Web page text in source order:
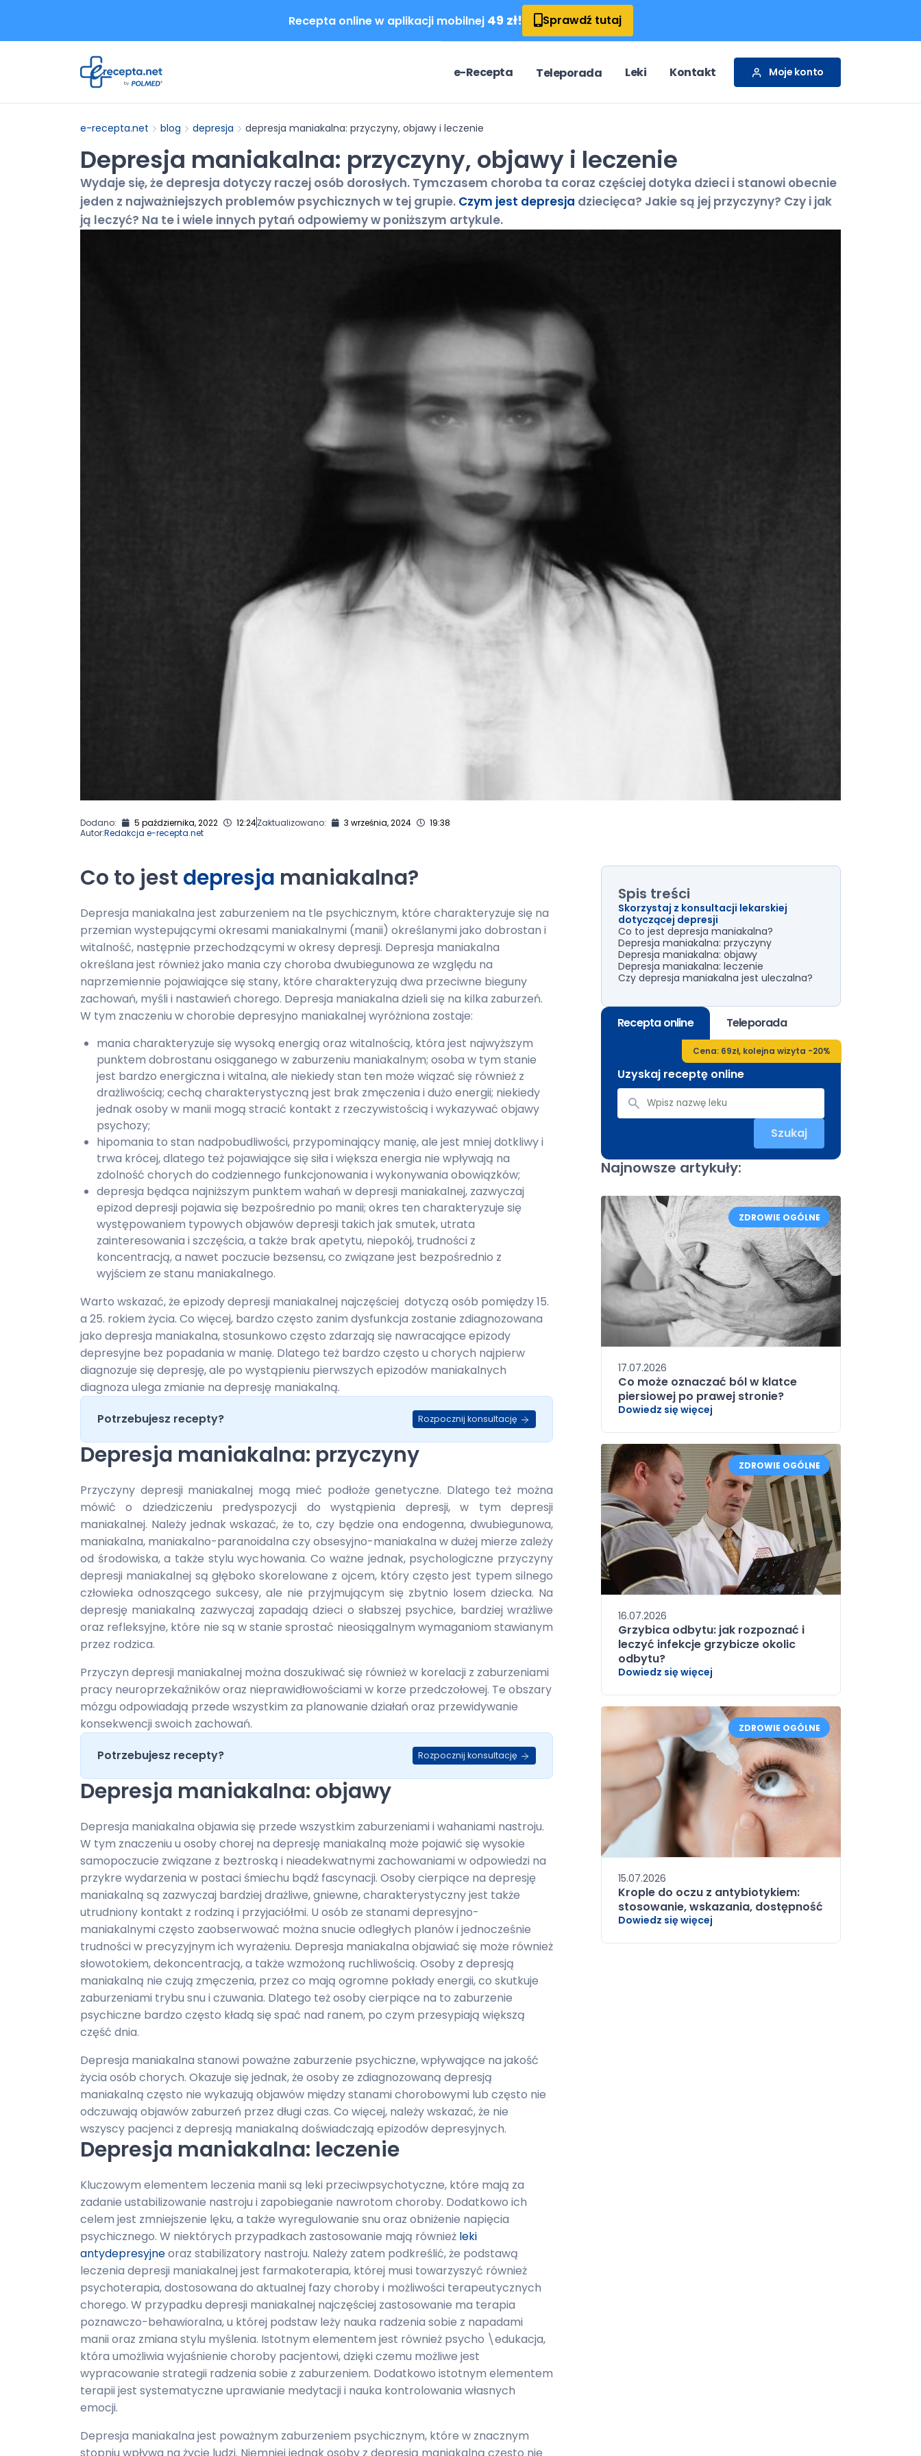
Recepta online w aplikacji mobilnej 49 zł! Sprawdź tutaj
e-Recepta Teleporada Leki Kontakt Moje konto
e-recepta.net blog depresja depresja maniakalna: przyczyny, objawy i leczenie
Depresja maniakalna: przyczyny, objawy i leczenie
Wydaje się, że depresja dotyczy raczej osób dorosłych. Tymczasem choroba ta coraz częściej dotyka dzieci i stanowi obecnie
jeden z najważniejszych problemów psychicznych w tej grupie. Czym jest depresja dziecięca? Jakie są jej przyczyny? Czy i jak
ją leczyć? Na te i wiele innych pytań odpowiemy w poniższym artykule.
Dodano: 5 października, 2022 12:24Zaktualizowano: 3 września, 2024
19:38
Autor:Redakcja e-recepta.net
Co to jest depresja maniakalna?
Depresja maniakalna jest zaburzeniem na tle psychicznym, które charakteryzuje się na
przemian wystepującymi okresami maniakalnymi (manii) określanymi jako dobrostan i
witalność, następnie przechodzącymi w okresy depresji. Depresja maniakalna
określana jest również jako mania czy choroba dwubiegunowa ze względu na
naprzemiennie pojawiające się stany, które charakteryzują dwa przeciwne bieguny
zachowań, myśli i nastawień chorego. Depresja maniakalna dzieli się na kilka zaburzeń.
W tym znaczeniu w chorobie depresyjno maniakalnej wyróżniona zostaje:
mania charakteryzuje się wysoką energią oraz witalnością, która jest najwyższym
punktem dobrostanu osiąganego w zaburzeniu maniakalnym; osoba w tym stanie
jest bardzo energiczna i witalna, ale niekiedy stan ten może wiązać się również z
drażliwością; cechą charakterystyczną jest brak zmęczenia i dużo energii; niekiedy
jednak osoby w manii mogą stracić kontakt z rzeczywistością i wykazywać objawy
psychozy;
hipomania to stan nadpobudliwości, przypominający manię, ale jest mniej dotkliwy i
trwa krócej, dlatego też pojawiające się siła i większa energia nie wpływają na
zdolność chorych do codziennego funkcjonowania i wykonywania obowiązków;
depresja będąca najniższym punktem wahań w depresji maniakalnej, zazwyczaj
epizod depresji pojawia się bezpośrednio po manii; okres ten charakteryzuje się
występowaniem typowych objawów depresji takich jak smutek, utrata
zainteresowania i szczęścia, a także brak apetytu, niepokój, trudności z
koncentracją, a nawet poczucie bezsensu, co związane jest bezpośrednio z
wyjściem ze stanu maniakalnego.
Warto wskazać, że epizody depresji maniakalnej najczęściej dotyczą osób pomiędzy 15.
a 25. rokiem życia. Co więcej, bardzo często zanim dysfunkcja zostanie zdiagnozowana
jako depresja maniakalna, stosunkowo często zdarzają się nawracające epizody
depresyjne bez popadania w manię. Dlatego też bardzo często u chorych najpierw
diagnozuje się depresję, ale po wystąpieniu pierwszych epizodów maniakalnych
diagnoza ulega zmianie na depresję maniakalną.
Potrzebujesz recepty?
Rozpocznij konsultację
Depresja maniakalna: przyczyny
Przyczyny depresji maniakalnej mogą mieć podłoże genetyczne. Dlatego też można
mówić o dziedziczeniu predyspozycji do wystąpienia depresji, w tym depresji
maniakalnej. Należy jednak wskazać, że to, czy będzie ona endogenna, dwubiegunowa,
maniakalna, maniakalno-paranoidalna czy obsesyjno-maniakalna w dużej mierze zależy
od środowiska, a także stylu wychowania. Co ważne jednak, psychologiczne przyczyny
depresji maniakalnej są głęboko skorelowane z ojcem, który często jest typem silnego
człowieka odnoszącego sukcesy, ale nie przyjmującym się zbytnio losem dziecka. Na
depresję maniakalną zazwyczaj zapadają dzieci o słabszej psychice, bardziej wrażliwe
oraz refleksyjne, które nie są w stanie sprostać nieosiągalnym wymaganiom stawianym
przez rodzica.
Przyczyn depresji maniakalnej można doszukiwać się również w korelacji z zaburzeniami
pracy neuroprzekaźników oraz nieprawidłowościami w korze przedczołowej. Te obszary
mózgu odpowiadają przede wszystkim za planowanie działań oraz przewidywanie
konsekwencji swoich zachowań.
Potrzebujesz recepty?
Rozpocznij konsultację
Depresja maniakalna: objawy
Depresja maniakalna objawia się przede wszystkim zaburzeniami i wahaniami nastroju.
W tym znaczeniu u osoby chorej na depresję maniakalną może pojawić się wysokie
samopoczucie związane z beztroską i nieadekwatnymi zachowaniami w odpowiedzi na
przykre wydarzenia w postaci śmiechu bądź fascynacji. Osoby cierpiące na depresję
maniakalną są zazwyczaj bardziej drażliwe, gniewne, charakterystyczny jest także
utrudniony kontakt z rodziną i przyjaciółmi. U osób ze stanami depresyjno-
maniakalnymi często zaobserwować można snucie odległych planów i jednocześnie
trudności w precyzyjnym ich wyrażeniu. Depresja maniakalna objawiać się może również
słowotokiem, dekoncentracją, a także wzmożoną ruchliwością. Osoby z depresją
maniakalną nie czują zmęczenia, przez co mają ogromne pokłady energii, co skutkuje
zaburzeniami trybu snu i czuwania. Dlatego też osoby cierpiące na to zaburzenie
psychiczne bardzo często kładą się spać nad ranem, po czym przesypiają większą
część dnia.
Depresja maniakalna stanowi poważne zaburzenie psychiczne, wpływające na jakość
życia osób chorych. Okazuje się jednak, że osoby ze zdiagnozowaną depresją
maniakalną często nie wykazują objawów między stanami chorobowymi lub często nie
odczuwają objawów zaburzeń przez długi czas. Co więcej, należy wskazać, że nie
wszyscy pacjenci z depresją maniakalną doświadczają epizodów depresyjnych.
Depresja maniakalna: leczenie
Kluczowym elementem leczenia manii są leki przeciwpsychotyczne, które mają za
zadanie ustabilizowanie nastroju i zapobieganie nawrotom choroby. Dodatkowo ich
celem jest zmniejszenie lęku, a także wyregulowanie snu oraz obniżenie napięcia
psychicznego. W niektórych przypadkach zastosowanie mają również leki
antydepresyjneoraz stabilizatory nastroju. Należy zatem podkreślić, że podstawą
leczenia depresji maniakalnej jest farmakoterapia, której musi towarzyszyć również
psychoterapia, dostosowana do aktualnej fazy choroby i możliwości terapeutycznych
chorego. W przypadku depresji maniakalnej najczęściej zastosowanie ma terapia
poznawczo-behawioralna, u której podstaw leży nauka radzenia sobie z napadami
manii oraz zmiana stylu myślenia. Istotnym elementem jest również psycho \edukacja,
która umożliwia wyjaśnienie choroby pacjentowi, dzięki czemu możliwe jest
wypracowanie strategii radzenia sobie z zaburzeniem. Dodatkowo istotnym elementem
terapii jest systematyczne uprawianie medytacji i nauka kontrolowania własnych
emocji.
Depresja maniakalna jest poważnym zaburzeniem psychicznym, które w znacznym
Spis treści
Skorzystaj z konsultacji lekarskiej
dotyczącej depresji
Co to jest depresja maniakalna?
Depresja maniakalna: przyczyny
Depresja maniakalna: objawy
Depresja maniakalna: leczenie
Czy depresja maniakalna jest uleczalna?
Recepta online Teleporada
Cena: 69zł, kolejna wizyta -20%
Uzyskaj receptę online
Szukaj
Najnowsze artykuły:
17.07.2026
Co może oznaczać ból w klatce
piersiowej po prawej stronie?
Dowiedz się więcej
ZDROWIE OGÓLNE
16.07.2026
Grzybica odbytu: jak rozpoznać i
leczyć infekcje grzybicze okolic
odbytu?
Dowiedz się więcej
ZDROWIE OGÓLNE
15.07.2026
Krople do oczu z antybiotykiem:
stosowanie, wskazania, dostępność
Dowiedz się więcej
ZDROWIE OGÓLNE